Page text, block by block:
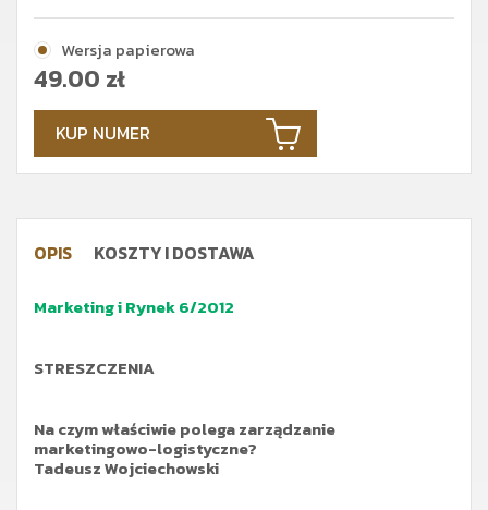
Wersja papierowa
49.00 zł
KUP NUMER
OPIS KOSZTY I DOSTAWA
Marketing i Rynek 6/2012
STRESZCZENIA
Na czym właściwie polega zarządzanie
marketingowo-logistyczne?
Tadeusz Wojciechowski